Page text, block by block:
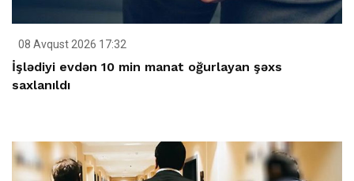
08 Avqust 2026 17:32
İşlədiyi evdən 10 min manat oğurlayan şəxs
saxlanıldı